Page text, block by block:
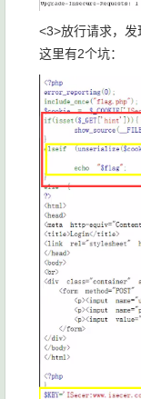
<3>放行请求，
这里有2个坑：